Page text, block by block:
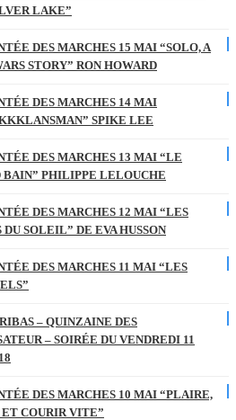
LAKE”
DES MARCHES 15 MAI “SOLO, A
STORY” RON HOWARD
DES MARCHES 14 MAI
SPIKE LEE
DES MARCHES 13 MAI “LE
BAIN” PHILIPPE LELOUCHE
DES MARCHES 12 MAI “LES
SOLEIL” DE EVA HUSSON
DES MARCHES 11 MAI “LES
– QUINZAINE DES
– SOIRÉE DU VENDREDI 11
DES MARCHES 10 MAI “PLAIRE,
COURIR VITE”